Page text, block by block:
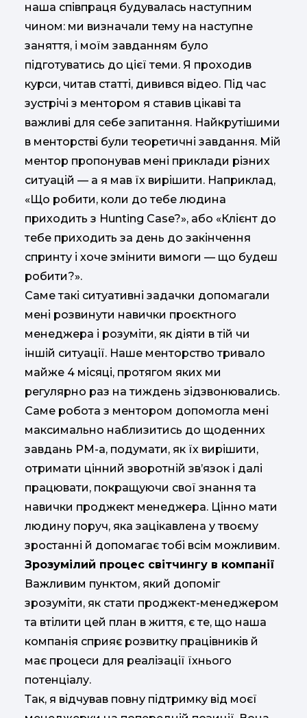
наша співпраця будувалась наступним
чином: ми визначали тему на наступне
заняття, і моїм завданням було
підготуватись до цієї теми. Я проходив
курси, читав статті, дивився відео. Під час
зустрічі з ментором я ставив цікаві та
важливі для себе запитання. Найкрутішими
в менторстві були теоретичні завдання. Мій
ментор пропонував мені приклади різних
ситуацій — а я мав їх вирішити. Наприклад,
«Що робити, коли до тебе людина
приходить з Hunting Case?», або «Клієнт до
тебе приходить за день до закінчення
спринту і хоче змінити вимоги — що будеш
робити?».
Саме такі ситуативні задачки допомагали
мені розвинути навички проєктного
менеджера і розуміти, як діяти в тій чи
іншій ситуації. Наше менторство тривало
майже 4 місяці, протягом яких ми
регулярно раз на тиждень зідзвонювались.
Саме робота з ментором допомогла мені
максимально наблизитись до щоденних
завдань PM-а, подумати, як їх вирішити,
отримати цінний зворотній зв’язок і далі
працювати, покращуючи свої знання та
навички проджект менеджера. Цінно мати
людину поруч, яка зацікавлена у твоєму
зростанні й допомагає тобі всім можливим.
Зрозумілий процес світчингу в компанії
Важливим пунктом, який допоміг
зрозуміти, як стати проджект-менеджером
та втілити цей план в життя, є те, що наша
компанія сприяє розвитку працівників й
має процеси для реалізації їхнього
потенціалу.
Так, я відчував повну підтримку від моєї